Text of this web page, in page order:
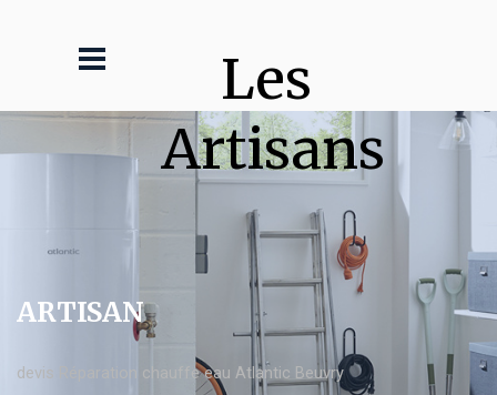
Les
Artisans
ARTISAN
devis Réparation chauffe eau Atlantic Beuvry